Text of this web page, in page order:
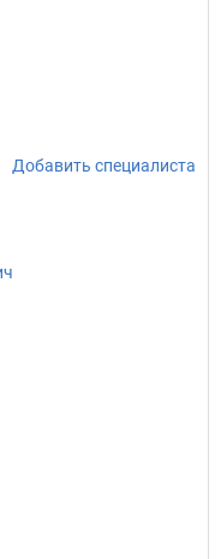
Добавить специалиста